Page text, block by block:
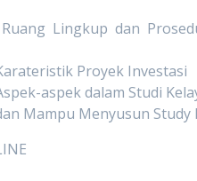
Lingkup dan
Proyek Investasi
aspek dalam Studi
Mampu Menyusun Study